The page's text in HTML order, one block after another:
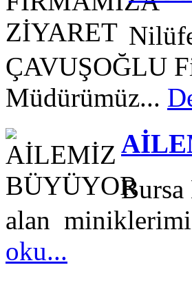
ÇAVUŞOĞLU
Müdürümüz...
alan
oku...